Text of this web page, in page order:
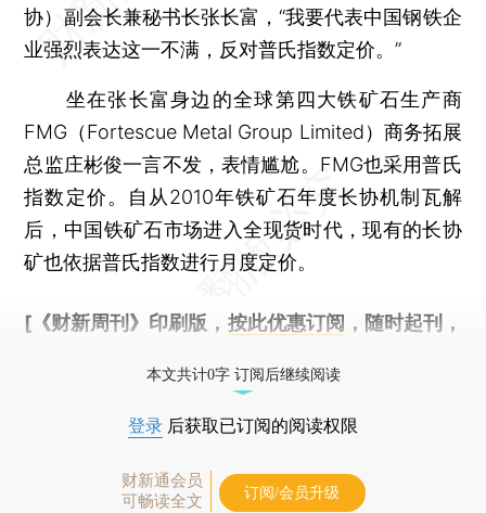
协）副会长兼秘书长张长富，“我要代表中国钢铁企
业强烈表达这一不满，反对普氏指数定价。”
坐在张长富身边的全球第四大铁矿石生产商
FMG（Fortescue Metal Group Limited）商务拓展
总监庄彬俊一言不发，表情尴尬。FMG也采用普氏
指数定价。自从2010年铁矿石年度长协机制瓦解
后，中国铁矿石市场进入全现货时代，现有的长协
矿也依据普氏指数进行月度定价。
[《财新周刊》印刷版， 按此优惠订阅 ，随时起刊，
本文共计0字 订阅后继续阅读
登录 后获取已订阅的阅读权限
财新通会员
可畅读全文
订阅/会员升级